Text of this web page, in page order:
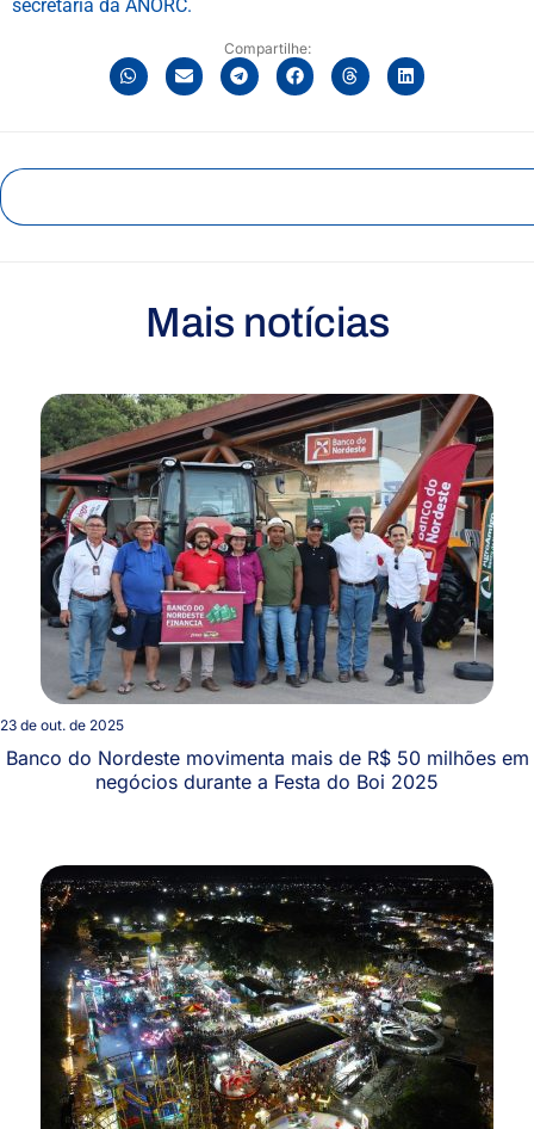
secretaria da ANORC.
Compartilhe:
Mais notícias
23 de out. de 2025
Banco do Nordeste movimenta mais de R$ 50 milhões em
negócios durante a Festa do Boi 2025